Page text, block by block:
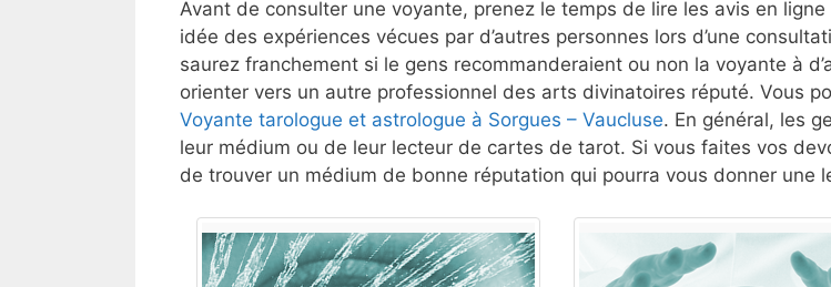
Avant de consulter une voyante, prenez le temps de lire les avis en
idée des expériences vécues par d’autres personnes lors d’une
saurez franchement si le gens recommanderaient ou non la voyante à
orienter vers un autre professionnel des arts divinatoires réputé. Vous
Voyante tarologue et astrologue à Sorgues – Vaucluse. En général, les
leur médium ou de leur lecteur de cartes de tarot. Si vous faites vos
de trouver un médium de bonne réputation qui pourra vous donner une